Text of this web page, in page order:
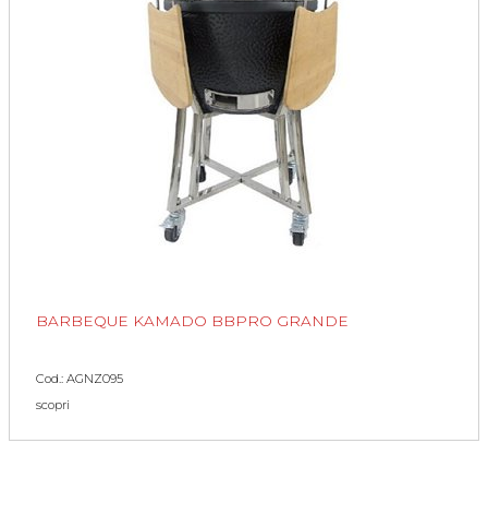
BARBEQUE KAMADO BBPRO GRANDE
Cod.: AGNZ095
scopri